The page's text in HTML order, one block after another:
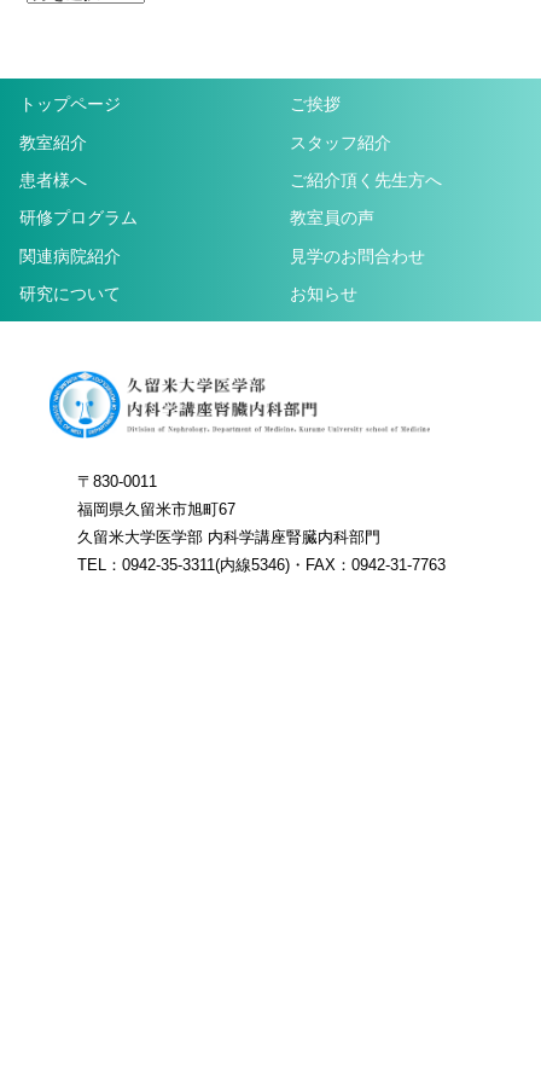
トップページ
ご挨拶
教室紹介
スタッフ紹介
患者様へ
ご紹介頂く先生方へ
研修プログラム
教室員の声
関連病院紹介
見学のお問合わせ
研究について
お知らせ
〒830-0011
福岡県久留米市旭町67
久留米大学医学部 内科学講座腎臓内科部門
TEL：0942-35-3311(内線5346)・FAX：0942-31-7763